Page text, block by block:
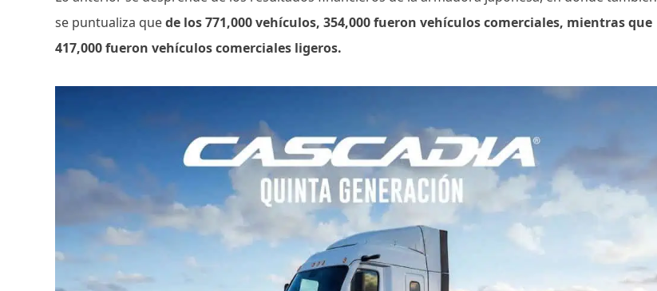
se puntualiza quede los 771,000 vehículos, 354,000 fueron vehículos comerciales, mientras que
417,000 fueron vehículos comerciales ligeros.